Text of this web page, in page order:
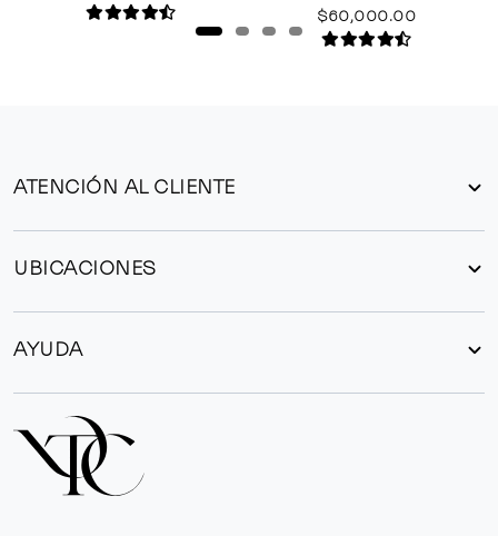
$60,000.00
ATENCIÓN AL CLIENTE
UBICACIONES
AYUDA